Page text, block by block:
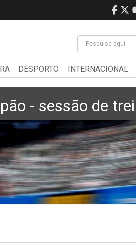
DESPORTO INTERNACIONAL
- sessão de